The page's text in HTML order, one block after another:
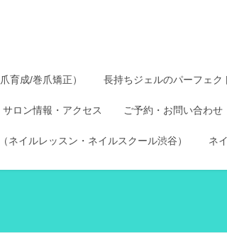
育成/巻爪矯正） 長持ちジェルのパーフェク
サロン情報・アクセス ご予約・お問い合わせ
ネイルレッスン・ネイルスクール渋谷） ネ